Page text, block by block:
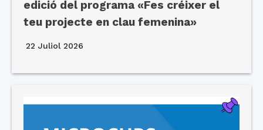
edició del programa «Fes créixer el
teu projecte en clau femenina»
22 Juliol 2026